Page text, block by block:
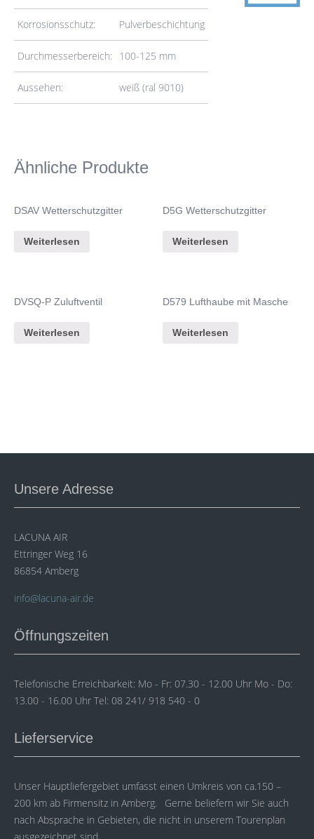
Korrosionsschutz: Pulverbeschichtung
Durchmesserbereich: 100-125 mm
Aussehen: weiß (ral 9010)
Ähnliche Produkte
DSAV Wetterschutzgitter
Weiterlesen
D5G Wetterschutzgitter
Weiterlesen
DVSQ-P Zuluftventil
Weiterlesen
D579 Lufthaube mit Masche
Weiterlesen
Unsere Adresse
LACUNA AIR
Ettringer Weg 16
86854 Amberg
info@lacuna-air.de
Öffnungszeiten
Telefonische Erreichbarkeit: Mo - Fr: 07.30 - 12.00 Uhr Mo - Do:
13.00 - 16.00 Uhr Tel: 08 241/ 918 540 - 0
Lieferservice
Unser Hauptliefergebiet umfasst einen Umkreis von ca.150 –
200 km ab Firmensitz in Amberg. Gerne beliefern wir Sie auch
nach Absprache in Gebieten, die nicht in unserem Tourenplan